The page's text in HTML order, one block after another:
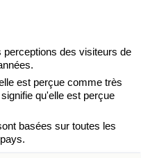
des visiteurs de
est perçue comme très
qu'elle est perçue
basées sur toutes les